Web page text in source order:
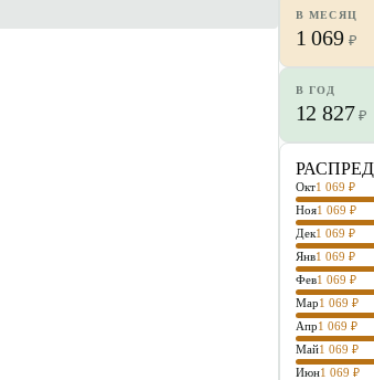
В МЕСЯЦ
1 069 ₽
В ГОД
12 827 ₽
Окт1 069 ₽
Ноя1 069 ₽
Дек1 069 ₽
Янв1 069 ₽
Фев1 069 ₽
Мар1 069 ₽
Апр1 069 ₽
Май1 069 ₽
Июн1 069 ₽